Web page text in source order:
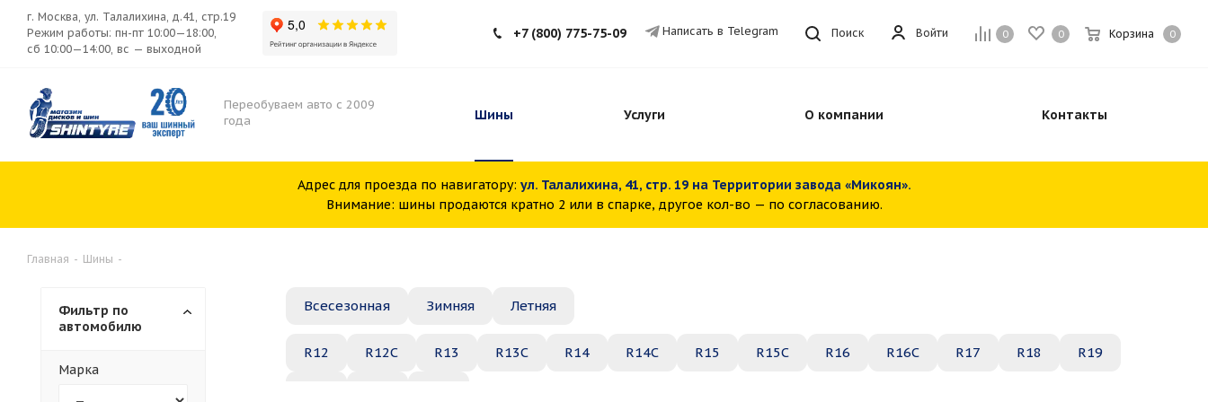
0 0 Корзина 0
Войти
г. Москва, ул. Талалихина, д.41, стр.19
Режим работы: пн-пт 10:00—18:00,
сб 10:00—14:00, вс — выходной
Поиск
+7 (800) 775-75-09 Написать в Telegram
Переобуваем авто с 2009
года
Шины Услуги О компании Контакты
Адрес для проезда по навигатору: ул. Талалихина, 41, стр. 19 на Территории завода «Микоян».
Внимание: шины продаются кратно 2 или в спарке, другое кол-во — по согласованию.
Главная - Шины -
Всесезонная Зимняя Летняя
R12 R12C R13 R13C R14 R14C R15 R15C R16 R16C R17 R18 R19
Фильтр по
автомобилю
Марка